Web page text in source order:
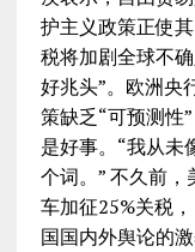
护主义政策正使
税将加剧全球不
好兆头”。欧洲央
策缺乏“可预测性
是好事。“我从未
个词。” 不久前
车加征25%关税
国国内外舆论的